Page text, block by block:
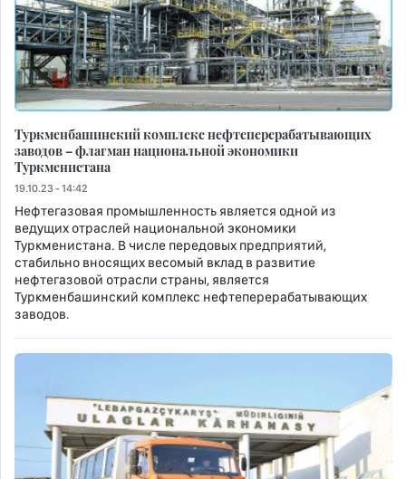
Туркменбашинский комплекс нефтеперерабатывающих
заводов – флагман национальной экономики
Туркменистана
19.10.23 - 14:42
Нефтегазовая промышленность является одной из
ведущих отраслей национальной экономики
Туркменистана. В числе передовых предприятий,
стабильно вносящих весомый вклад в развитие
нефтегазовой отрасли страны, является
Туркменбашинский комплекс нефтеперерабатывающих
заводов.